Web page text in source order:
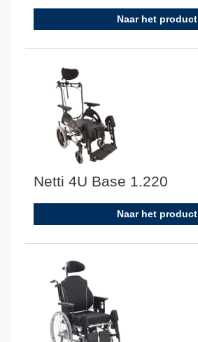
Naar het product
Netti 4U Base 1.220
Naar het product